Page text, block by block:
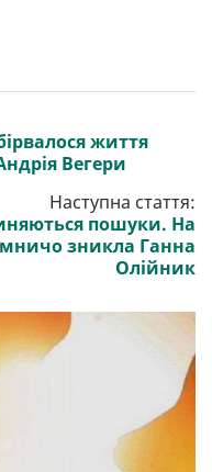
життя
Вегери
Наступна стаття:
пошуки. На
зникла Ганна
Олійник